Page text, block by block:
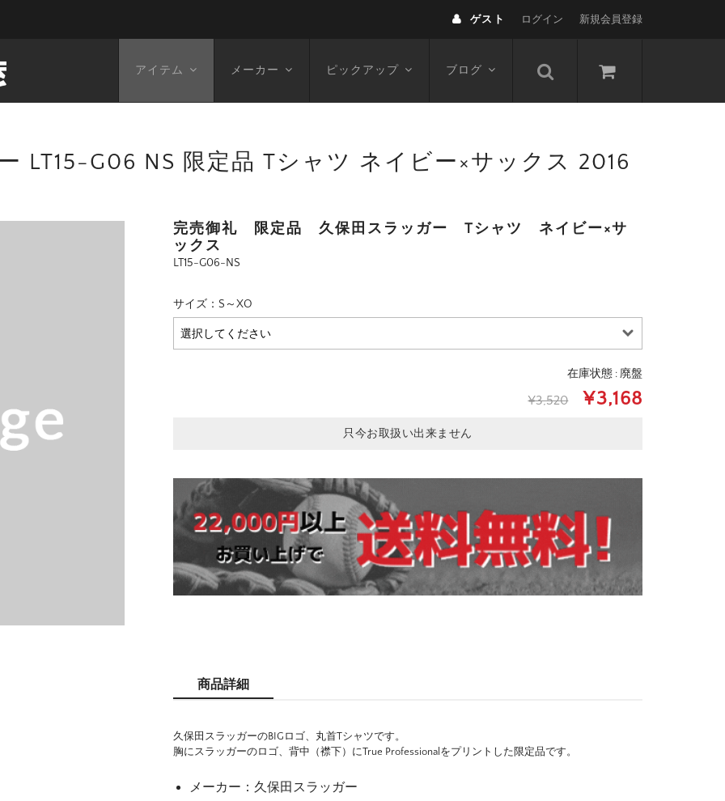
ゲスト ログイン 新規会員登録
アイテム メーカー ピックアップ ブログ
LT15-G06 NS 限定品 Tシャツ ネイビー×サックス 2016
完売御礼 限定品 久保田スラッガー Tシャツ ネイビー×サ
ックス
LT15-G06-NS
サイズ：S～XO
在庫状態 : 廃盤
¥3,520 ¥3,168
只今お取扱い出来ません
商品詳細
久保田スラッガーのBIGロゴ、丸首Tシャツです。
胸にスラッガーのロゴ、背中（襟下）にTrue Professionalをプリントした限定品です。
メーカー：久保田スラッガー